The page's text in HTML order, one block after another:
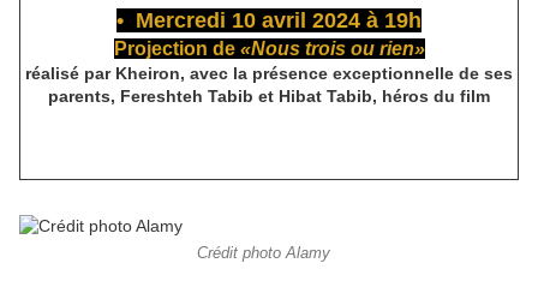
• Mercredi 10 avril 2024 à 19h
Projection de «Nous trois ou rien»
réalisé par Kheiron, avec la présence exceptionnelle de ses
parents, Fereshteh Tabib et Hibat Tabib, héros du film
Crédit photo Alamy